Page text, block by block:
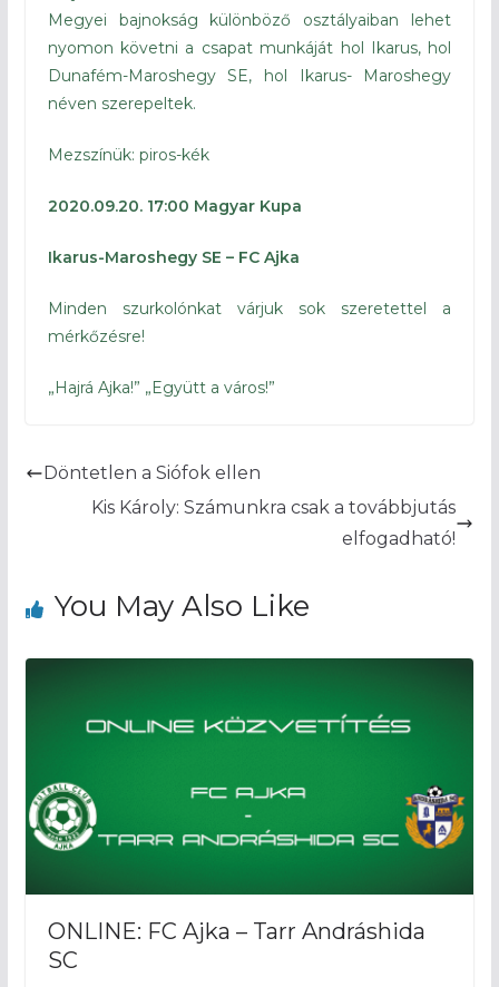
Megyei bajnokság különböző osztályaiban lehet
nyomon követni a csapat munkáját hol Ikarus, hol
Dunafém-Maroshegy SE, hol Ikarus- Maroshegy
néven szerepeltek.
Mezszínük: piros-kék
2020.09.20. 17:00 Magyar Kupa
Ikarus-Maroshegy SE – FC Ajka
Minden szurkolónkat várjuk sok szeretettel a
mérkőzésre!
„Hajrá Ajka!” „Együtt a város!”
Döntetlen a Siófok ellen
Kis Károly: Számunkra csak a továbbjutás
elfogadható!
You May Also Like
ONLINE: FC Ajka – Tarr Andráshida
SC